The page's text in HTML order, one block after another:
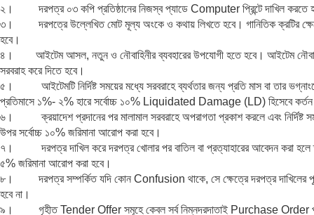
২। দরপত্র ০৩ কপি প্রতিষ্ঠানের নিজস্ব প্যাডে Computer প্রিন্টে দাখিল করতে
৩। দরপত্রে উল্লেখিত মোট মূল্য অংকে ও কথায় লিখতে হবে। গানিতিক ক্রটির
হবে।
৪। আইটেম আসল, নতুন ও নৌবাহিনীর ব্যবহারের উপযোগী হতে হবে। আইটেম
সরবরাহ করে দিতে হবে।
৫। আইটেমটি নির্দিষ্ট সময়ের মধ্যে সরবরাহে ব্যর্থতার জন্য প্রতি মাস বা তার
প্রতিমাসে ১%- ২% হারে সর্বোচ্চ ১০% Liquidated Damage (LD) হিসেবে কর্তন
৬। ক্রয়াদেশ প্রদানের পর মালামাল সরবরাহে অপরাগতা প্রকাশ করলে এবং নির্দিষ্ট
উপর সর্বোচ্চ ১০% জরিমানা আরোপ করা হবে।
৭। দরপত্র দাখিল করে দরপত্র খোলার পর বাতিল বা প্রত্যাহারের আবেদন করা
৫% জরিমানা আরোপ করা হবে।
৮। দরপত্র সম্পর্কিত যদি কোন Confusion থাকে, সে ক্ষেত্রে দরপত্র দাখিলের
হবে না।
৯। গৃহীত Tender Offer সমূহে কেবল সর্ব নিম্নদরদাতাই Purchase Order